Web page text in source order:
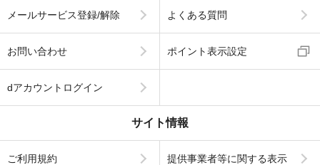
メールサービス登録/解除 よくある質問
お問い合わせ ポイント表示設定
dアカウントログイン
サイト情報
ご利用規約 提供事業者等に関する表示